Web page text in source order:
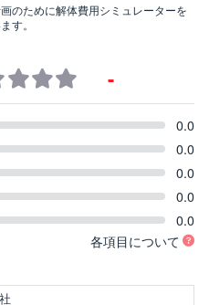
のために解体費用シミュレーターを
す。
-
0.0
0.0
0.0
0.0
0.0
各項目について